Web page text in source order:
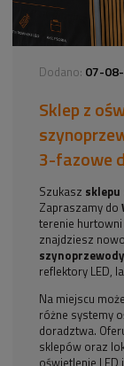
Dodano: 07-
Sklep z
3-fazowe
Szukasz sklepu
Zapraszamy do
terenie
znajdziesz
reflektory LED,
Na miejscu
różne systemy
doradztwa.
sklepów oraz